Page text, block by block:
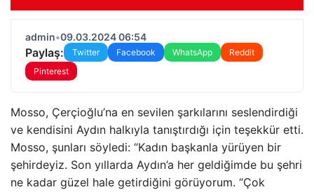
admin•09.03.2024 06:54
Paylaş: Twitter Facebook WhatsApp
Reddit
Pinterest
Mosso, Çerçioğlu’na en sevilen şarkılarını seslendirdiği
ve kendisini Aydın halkıyla tanıştırdığı için teşekkür etti.
Mosso, şunları söyledi: “Kadın başkanla yürüyen bir
şehirdeyiz. Son yıllarda Aydın’a her geldiğimde bu şehri
ne kadar güzel hale getirdiğini görüyorum. “Çok